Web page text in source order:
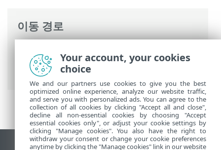
이동 경로
명령과 함께 ESET Mail Security>도구>분
석용 샘플 전송> 기타
Your account, your cookies
choice
We and our partners use cookies to give you the best
optimized online experience, analyze our website traffic,
and serve you with personalized ads. You can agree to the
collection of all cookies by clicking "Accept all and close",
decline all non-essential cookies by choosing "Accept
essential cookies only", or adjust your cookie settings by
clicking "Manage cookies". You also have the right to
withdraw your consent or change your cookie preferences
anytime by clicking the "Manage cookies" link in our website